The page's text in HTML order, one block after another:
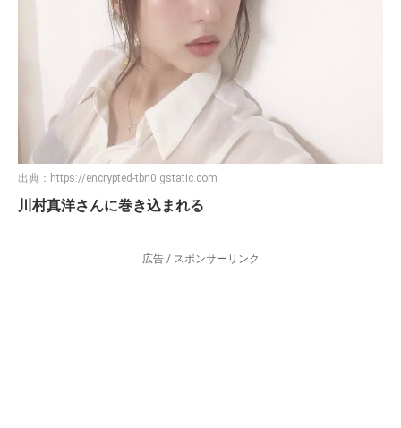
出典： https://encrypted-tbn0.gstatic.com
川村真洋さんに巻き込まれる
広告 / スポンサーリンク